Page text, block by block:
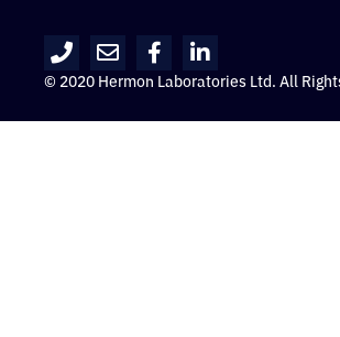
© 2020 Hermon Laboratories Ltd. All